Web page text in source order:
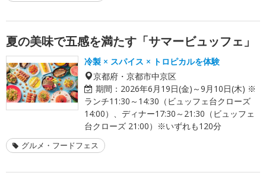
夏の美味で五感を満たす「サマービュッフェ」
冷製 × スパイス × トロピカルを体験
京都府・京都市中京区
期間： 2026年6月19日(金)～9月10日(木) ※
ランチ11:30～14:30（ビュッフェ台クローズ
14:00）、ディナー17:30～21:30（ビュッフェ
台クローズ 21:00）※いずれも120分
グルメ・フードフェス